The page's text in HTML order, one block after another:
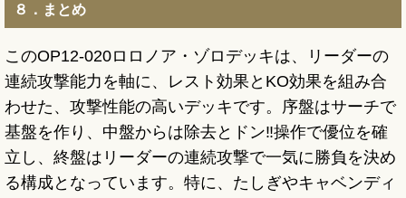
８．まとめ
このOP12-020ロロノア・ゾロデッキは、リーダーの
連続攻撃能力を軸に、レスト効果とKO効果を組み合
わせた、攻撃性能の高いデッキです。序盤はサーチで
基盤を作り、中盤からは除去とドン‼操作で優位を確
立し、終盤はリーダーの連続攻撃で一気に勝負を決め
る構成となっています。特に、たしぎやキャベンディ